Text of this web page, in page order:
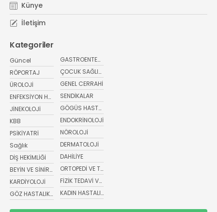
Künye
İletişim
Kategoriler
Güncel
RÖPORTAJ
ÜROLOJİ
ENFEKSİYON HASTALIKLARI
JİNEKOLOJİ
KBB
PSİKİYATRİ
Sağlık
DİŞ HEKİMLİĞİ
BEYİN VE SİNİR CERRAHİSİ
KARDİYOLOJİ
GÖZ HASTALIKLARI
GASTROENTEROLOJİ
ÇOCUK SAĞLIĞI VE HASTALIKLARI
GENEL CERRAHİ
SENDİKALAR
GÖGÜS HASTALIKLARI
ENDOKRİNOLOJİ
NÖROLOJİ
DERMATOLOJİ
DAHİLİYE
ORTOPEDİ VE TRAVMATOLOJİ
FİZİK TEDAVİ VE REHABİLİTASYON
KADIN HASTALIKLARI VE DOĞUM